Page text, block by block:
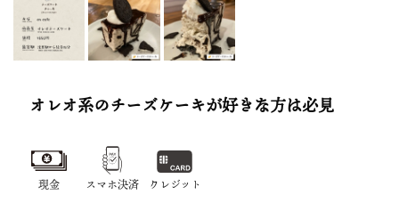
オレオ系のチーズケーキが好きな方は必見
現金 スマホ決済 クレジット